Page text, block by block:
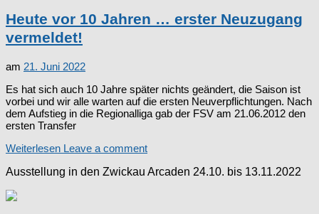
Heute vor 10 Jahren … erster Neuzugang
vermeldet!
am 21. Juni 2022
Es hat sich auch 10 Jahre später nichts geändert, die Saison ist
vorbei und wir alle warten auf die ersten Neuverpflichtungen. Nach
dem Aufstieg in die Regionalliga gab der FSV am 21.06.2012 den
ersten Transfer
Weiterlesen Leave a comment
Ausstellung in den Zwickau Arcaden 24.10. bis 13.11.2022